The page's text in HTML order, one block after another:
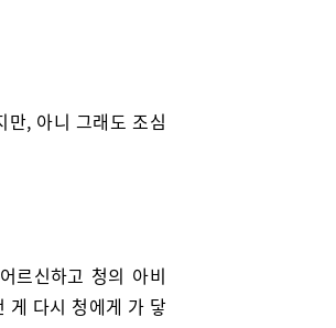
만, 아니 그래도 조심
르신하고 청의 아비
게 다시 청에게 가 닿